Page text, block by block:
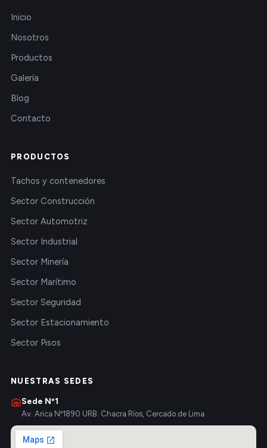
Inicio
Nosotros
Productos
Galería
Blog
Contacto
PRODUCTOS
Tachos y contenedores
Sector Construcción
Sector Automotriz
Sector Industrial
Sector Minería
Sector Marítimo
Sector Seguridad
Sector Estacionamiento
Sector Pisos
NUESTRAS SEDES
Sede Nº1
Av. Arica Nº1890 URB. Chacra Ríos, Cercado de Lima